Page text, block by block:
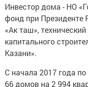
Инвестор дома - НО
фонд при Президенте
«Ак таш»,
капитального
Казани».
С начала 2017 года
66 домов на 2 994